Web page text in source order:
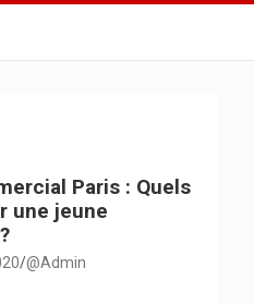
Paris : Quels
une jeune
@Admin